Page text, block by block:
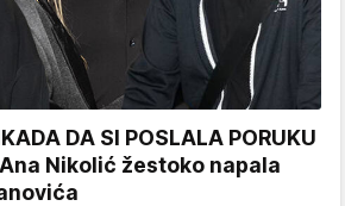
DA SI POSLALA PORUKU
Ana Nikolić žestoko napala